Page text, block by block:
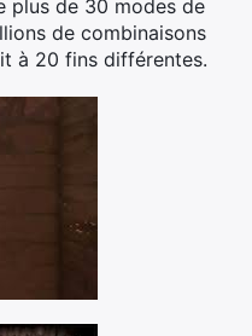
plus de 30 modes de
de combinaisons
à 20 fins différentes.